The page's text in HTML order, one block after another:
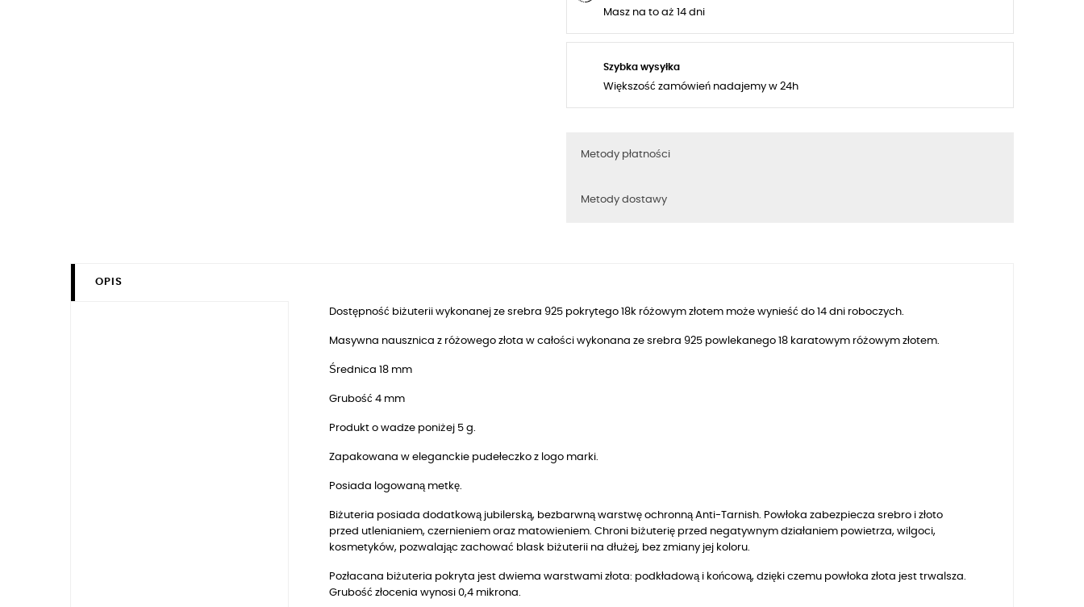
Masz na to aż 14 dni
Szybka wysyłka
Większość zamówień nadajemy w 24h
Metody płatności
Metody dostawy
OPIS
Dostępność biżuterii wykonanej ze srebra 925 pokrytego 18k różowym złotem może wynieść do 14 dni roboczych.
Masywna nausznica z różowego złota w całości wykonana ze srebra 925 powlekanego 18 karatowym różowym złotem.
Średnica 18 mm
Grubość 4 mm
Produkt o wadze poniżej 5 g.
Zapakowana w eleganckie pudełeczko z logo marki.
Posiada logowaną metkę.
Biżuteria posiada dodatkową jubilerską, bezbarwną warstwę ochronną Anti-Tarnish. Powłoka zabezpiecza srebro i złoto
przed utlenianiem, czernieniem oraz matowieniem. Chroni biżuterię przed negatywnym działaniem powietrza, wilgoci,
kosmetyków, pozwalając zachować blask biżuterii na dłużej, bez zmiany jej koloru.
Pozłacana biżuteria pokryta jest dwiema warstwami złota: podkładową i końcową, dzięki czemu powłoka złota jest trwalsza.
Grubość złocenia wynosi 0,4 mikrona.